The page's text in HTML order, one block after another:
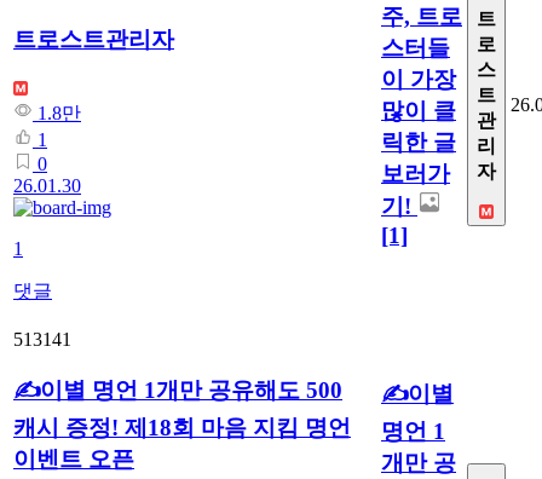
트로스트관리자
1.8만
1
0
26.01.30
1
댓글
주, 트로
스터들
이 가장
많이 클
릭한 글
보러가
기!
[1]
트
로
스
트
관
리
자
513141
✍️이별 명언 1개만 공유해도 500
캐시 증정! 제18회 마음 지킴 명언
이벤트 오픈
✍️이별
명언 1
개만 공